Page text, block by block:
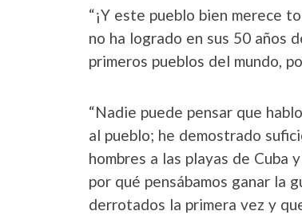
“¡Y este pueblo bien merece
no ha logrado en sus 50 años
primeros pueblos del mundo,
“Nadie puede pensar que
al pueblo; he demostrado
hombres a las playas de Cuba
por qué pensábamos ganar la
derrotados la primera vez y